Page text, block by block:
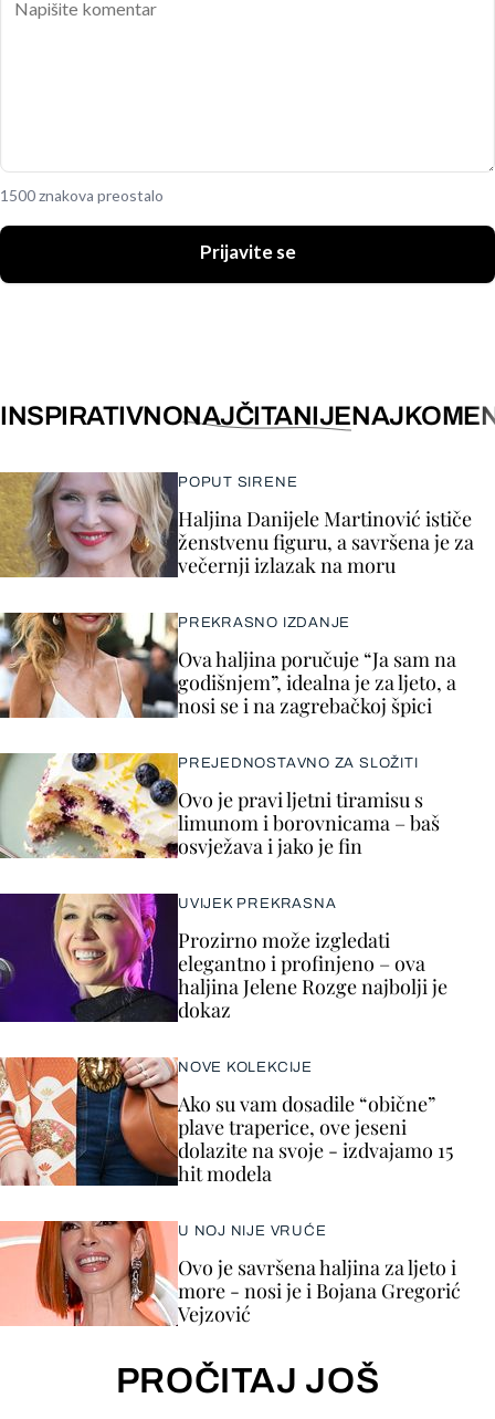
1500 znakova preostalo
Prijavite se
INSPIRATIVNONAJČITANIJE
POPUT SIRENE
Haljina Danijele Martinović ističe
ženstvenu figuru, a savršena je za
večernji izlazak na moru
PREKRASNO IZDANJE
Ova haljina poručuje “Ja sam na
godišnjem”, idealna je za ljeto, a
nosi se i na zagrebačkoj špici
PREJEDNOSTAVNO ZA SLOŽITI
Ovo je pravi ljetni tiramisu s
limunom i borovnicama – baš
osvježava i jako je fin
UVIJEK PREKRASNA
Prozirno može izgledati
elegantno i profinjeno – ova
haljina Jelene Rozge najbolji je
dokaz
NOVE KOLEKCIJE
Ako su vam dosadile “obične”
plave traperice, ove jeseni
dolazite na svoje - izdvajamo 15
hit modela
U NOJ NIJE VRUĆE
Ovo je savršena haljina za ljeto i
more - nosi je i Bojana Gregorić
Vejzović
PROČITAJ JOŠ